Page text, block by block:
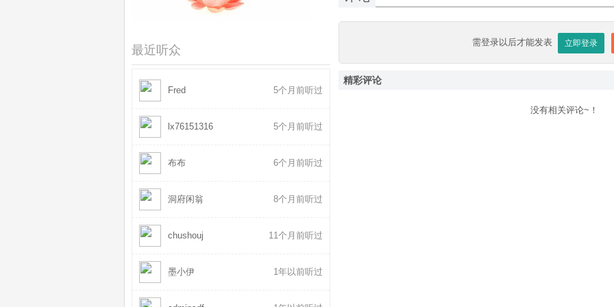
需登录以后才能发表 立即登录
精彩评论
没有相关评论~！
地藏菩萨传 - 7
最近听众
Fred 5个月前听过
lx76151316 5个月前听过
布布 6个月前听过
洞府闲翁 8个月前听过
chushouj 11个月前听过
墨小伊 1年以前听过